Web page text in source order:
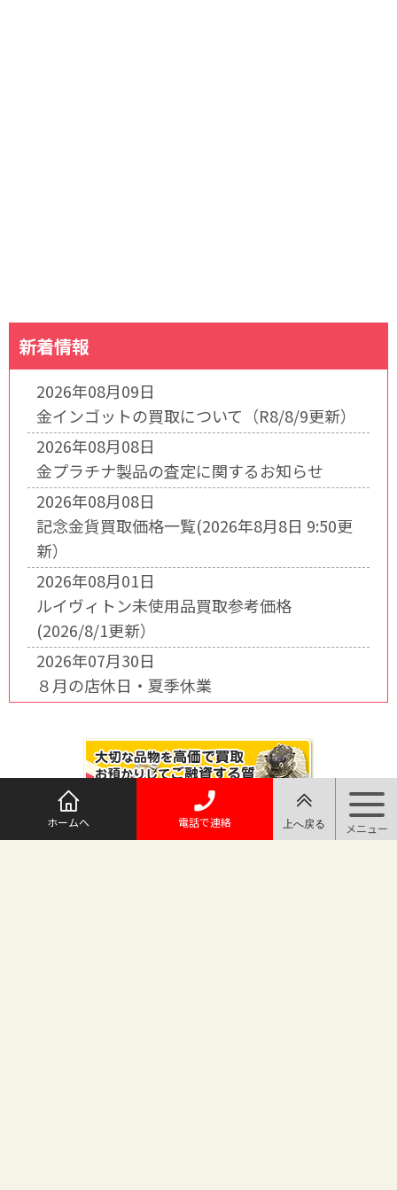
新着情報
2026年08月09日
金インゴットの買取について（R8/8/9更新）
2026年08月08日
金プラチナ製品の査定に関するお知らせ
2026年08月08日
記念金貨買取価格一覧(2026年8月8日 9:50更
新）
2026年08月01日
ルイヴィトン未使用品買取参考価格
(2026/8/1更新）
2026年07月30日
８月の店休日・夏季休業
ホームへ 電話で連絡